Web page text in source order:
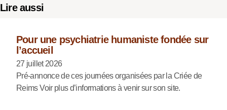
Lire aussi
Pour une psychiatrie humaniste fondée sur
l’accueil
27 juillet 2026
Pré-annonce de ces journées organisées par la Criée de
Reims Voir plus d’informations à venir sur son site.